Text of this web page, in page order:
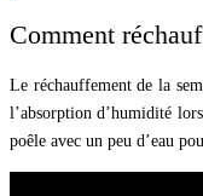
Comment
Le réchauffement de la
l’absorption d’humidité
poêle avec un peu d’eau